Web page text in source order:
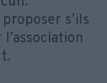
s’ils